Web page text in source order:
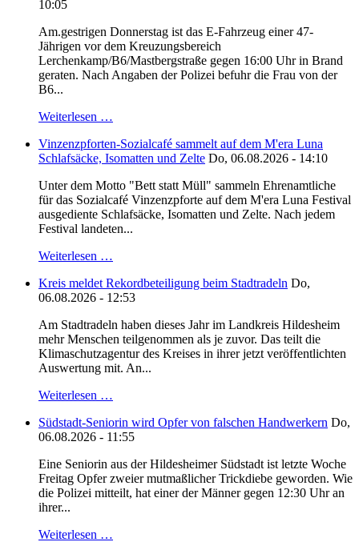
10:05
Am.gestrigen Donnerstag ist das E-Fahrzeug einer 47-
Jährigen vor dem Kreuzungsbereich
Lerchenkamp/B6/Mastbergstraße gegen 16:00 Uhr in Brand
geraten. Nach Angaben der Polizei befuhr die Frau von der
B6...
Weiterlesen …
Vinzenzpforten-Sozialcafé sammelt auf dem M'era Luna
Schlafsäcke, Isomatten und Zelte Do, 06.08.2026 - 14:10
Unter dem Motto "Bett statt Müll" sammeln Ehrenamtliche
für das Sozialcafé Vinzenzpforte auf dem M'era Luna Festival
ausgediente Schlafsäcke, Isomatten und Zelte. Nach jedem
Festival landeten...
Weiterlesen …
Kreis meldet Rekordbeteiligung beim Stadtradeln Do,
06.08.2026 - 12:53
Am Stadtradeln haben dieses Jahr im Landkreis Hildesheim
mehr Menschen teilgenommen als je zuvor. Das teilt die
Klimaschutzagentur des Kreises in ihrer jetzt veröffentlichten
Auswertung mit. An...
Weiterlesen …
Südstadt-Seniorin wird Opfer von falschen Handwerkern Do,
06.08.2026 - 11:55
Eine Seniorin aus der Hildesheimer Südstadt ist letzte Woche
Freitag Opfer zweier mutmaßlicher Trickdiebe geworden. Wie
die Polizei mitteilt, hat einer der Männer gegen 12:30 Uhr an
ihrer...
Weiterlesen …